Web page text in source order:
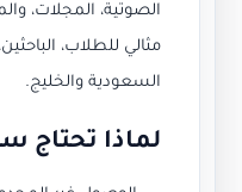
الصوتية، المجلات،
مثالي للطلاب،
السعودية والخليج.
لماذا تحتاج